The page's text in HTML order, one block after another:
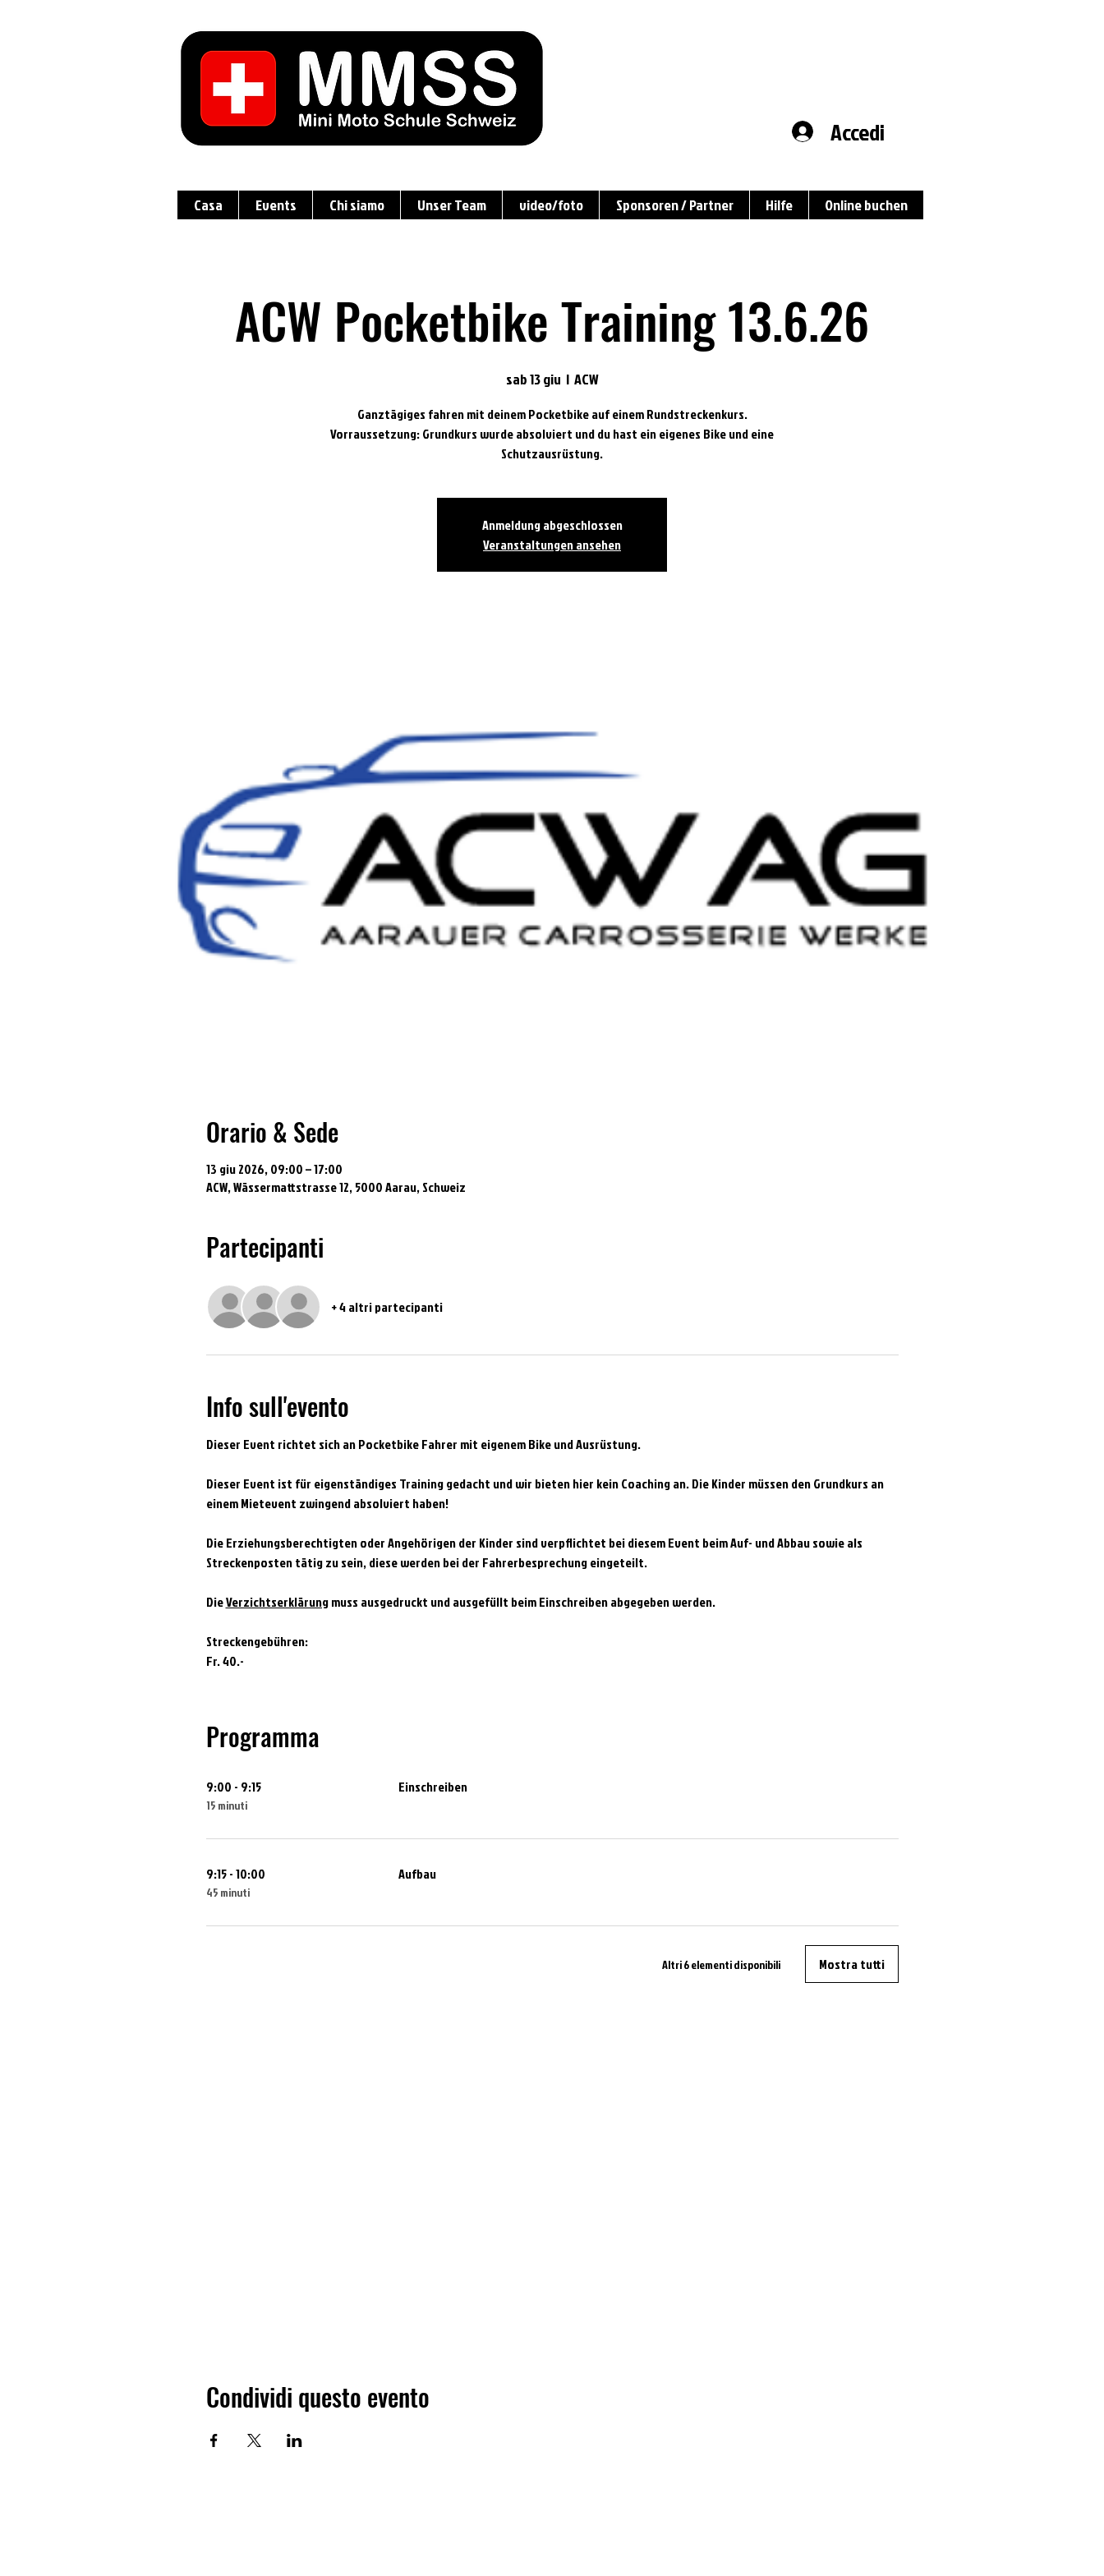
Accedi
Casa Events Chi siamo Unser Team video/foto Sponsoren / Partner Hilfe Online buchen
ACW Pocketbike Training 13.6.26
sab 13 giu
  |
ACW
Ganztägiges fahren mit deinem Pocketbike auf einem Rundstreckenkurs.
Vorraussetzung: Grundkurs wurde absolviert und du hast ein eigenes Bike und eine
Schutzausrüstung.
Anmeldung abgeschlossen
Veranstaltungen ansehen
Orario & Sede
13 giu 2026, 09:00 – 17:00
ACW, Wässermattstrasse 12, 5000 Aarau, Schweiz
Partecipanti
+ 4 altri partecipanti
Info sull'evento
Dieser Event richtet sich an Pocketbike Fahrer mit eigenem Bike und Ausrüstung.
Dieser Event ist für eigenständiges Training gedacht und wir bieten hier kein Coaching an. Die Kinder müssen den Grundkurs an
einem Mietevent zwingend absolviert haben!
Die Erziehungsberechtigten oder Angehörigen der Kinder sind verpflichtet bei diesem Event beim Auf- und Abbau sowie als
Streckenposten tätig zu sein, diese werden bei der Fahrerbesprechung eingeteilt.
Die Verzichtserklärung muss ausgedruckt und ausgefüllt beim Einschreiben abgegeben werden.
Streckengebühren:
Fr. 40.-
Programma
9:00 - 9:15
15 minuti
Einschreiben
9:15 - 10:00
45 minuti
Aufbau
Altri 6 elementi disponibili Mostra tutti
Condividi questo evento